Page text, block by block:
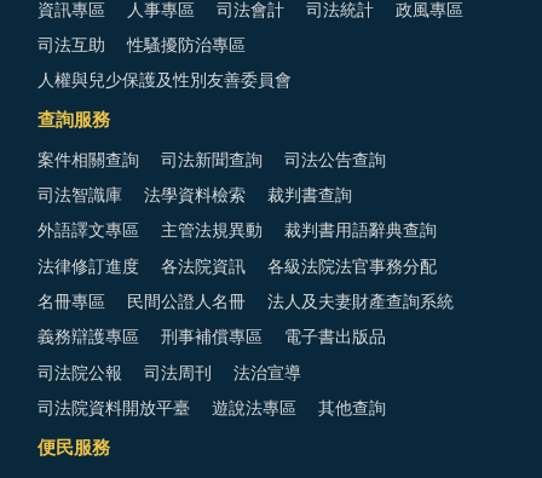
資訊專區 人事專區 司法會計 司法統計 政風專區
司法互助 性騷擾防治專區
人權與兒少保護及性別友善委員會
查詢服務
案件相關查詢 司法新聞查詢 司法公告查詢
司法智識庫 法學資料檢索 裁判書查詢
外語譯文專區 主管法規異動 裁判書用語辭典查詢
法律修訂進度 各法院資訊 各級法院法官事務分配
名冊專區 民間公證人名冊 法人及夫妻財產查詢系統
義務辯護專區 刑事補償專區 電子書出版品
司法院公報 司法周刊 法治宣導
司法院資料開放平臺 遊說法專區 其他查詢
便民服務